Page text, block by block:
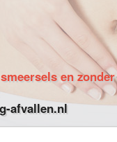
en
afvallen.nl